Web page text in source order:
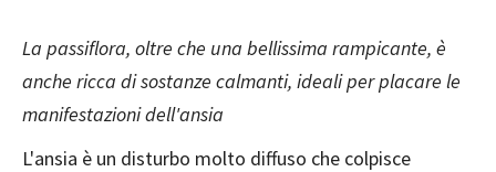
La passiflora, oltre che una bellissima rampicante, è
anche ricca di sostanze calmanti, ideali per placare le
manifestazioni dell'ansia
L'ansia è un disturbo molto diffuso che colpisce